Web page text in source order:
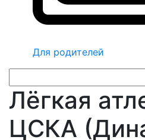
Для родителей
Лёгкая
ЦСКА